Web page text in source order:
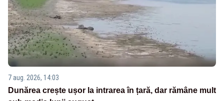
7 aug. 2026, 14:03
Dunărea crește ușor la intrarea în țară, dar rămâne mult